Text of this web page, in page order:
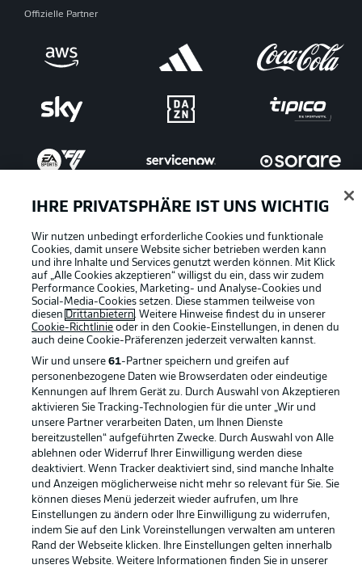
Offizielle Partner
Rechtliche Hinweise Voreinstellungen verwalten
Datenschutz Nutzungsbedingungen
Kontakt Jobs
Impressum Partner
Spieler Liveticker
AGB
IHRE PRIVATSPHÄRE IST UNS WICHTIG
Wir nutzen unbedingt erforderliche Cookies und funktionale
Cookies, damit unsere Website sicher betrieben werden kann
und ihre Inhalte und Services genutzt werden können. Mit Klick
auf „Alle Cookies akzeptieren“ willigst du ein, dass wir zudem
Performance Cookies, Marketing- und Analyse-Cookies und
Social-Media-Cookies setzen. Diese stammen teilweise von
diesen Drittanbietern. Weitere Hinweise findest du in unserer
Cookie-Richtlinie oder in den Cookie-Einstellungen, in denen du
auch deine Cookie-Präferenzen jederzeit verwalten kannst.
Wir und unsere61-Partner speichern und greifen auf
personenbezogene Daten wie Browserdaten oder eindeutige
Kennungen auf Ihrem Gerät zu. Durch Auswahl von Akzeptieren
aktivieren Sie Tracking-Technologien für die unter „Wir und
unsere Partner verarbeiten Daten, um Ihnen Dienste
bereitzustellen“ aufgeführten Zwecke. Durch Auswahl von Alle
ablehnen oder Widerruf Ihrer Einwilligung werden diese
deaktiviert. Wenn Tracker deaktiviert sind, sind manche Inhalte
und Anzeigen möglicherweise nicht mehr so relevant für Sie. Sie
können dieses Menü jederzeit wieder aufrufen, um Ihre
Einstellungen zu ändern oder Ihre Einwilligung zu widerrufen,
indem Sie auf den Link Voreinstellungen verwalten am unteren
Rand der Webseite klicken. Ihre Einstellungen gelten innerhalb
unseres Website. Weitere Informationen finden Sie in unserer